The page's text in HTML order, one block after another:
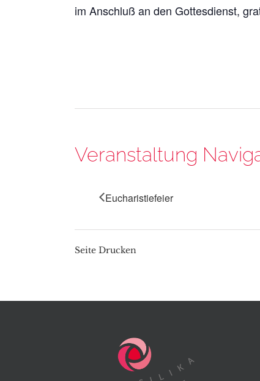
im Anschluß an den Gottesdienst,
Veranstaltung
Eucharistiefeier
Seite Drucken